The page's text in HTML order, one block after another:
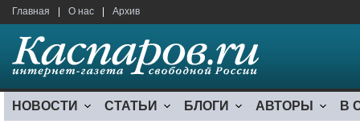
Главная О нас Архив
НОВОСТИ СТАТЬИ БЛОГИ АВТОРЫ В